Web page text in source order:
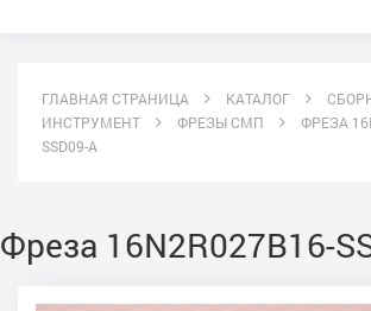
ГЛАВНАЯ СТРАНИЦА КАТАЛОГ
ИНСТРУМЕНТ
ФРЕЗЫ СМП
ФРЕЗА
SSD09-A
Фреза 16N2R027B16-